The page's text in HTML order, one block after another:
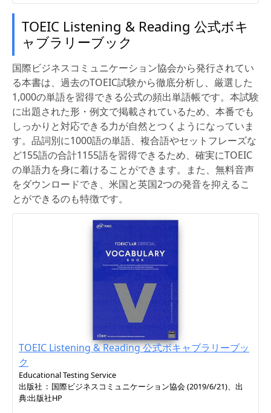
TOEIC Listening & Reading 公式ボキ
ャブラリーブック
国際ビジネスコミュニケーション協会から発行されてい
る本書は、過去のTOEIC試験から徹底分析し、厳選した
1,000の単語を習得できる公式の頻出単語帳です。本試験
に出題された形・例文で掲載されているため、本番でも
しっかりと対応できる力が自然とつくようになっていま
す。品詞別に1000語の単語、複合語やセットフレーズな
ど155語の合計1155語を習得できるため、確実にTOEIC
の単語力を身に着けることができます。また、無料音声
をダウンロードでき、米国と英国2つの発音を抑えるこ
とができるのも特徴です。
TOEIC Listening & Reading 公式ボキャブラリーブッ
ク
Educational Testing Service
出版社 ‏ : ‎ 国際ビジネスコミュニケーション協会 (2019/6/21)、出
典:出版社HP